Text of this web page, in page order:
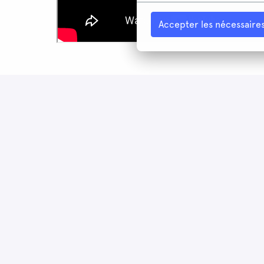
Accepter les